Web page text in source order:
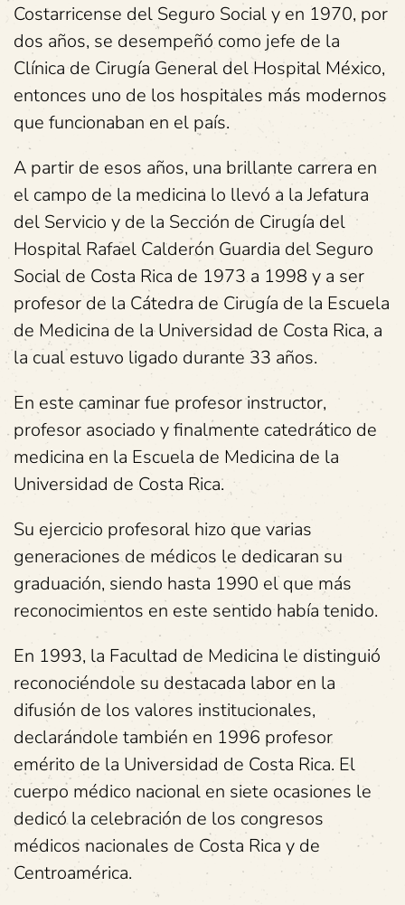
Costarricense del Seguro Social y en 1970, por
dos años, se desempeñó como jefe de la
Clínica de Cirugía General del Hospital México,
entonces uno de los hospitales más modernos
que funcionaban en el país.
A partir de esos años, una brillante carrera en
el campo de la medicina lo llevó a la Jefatura
del Servicio y de la Sección de Cirugía del
Hospital Rafael Calderón Guardia del Seguro
Social de Costa Rica de 1973 a 1998 y a ser
profesor de la Cátedra de Cirugía de la Escuela
de Medicina de la Universidad de Costa Rica, a
la cual estuvo ligado durante 33 años.
En este caminar fue profesor instructor,
profesor asociado y finalmente catedrático de
medicina en la Escuela de Medicina de la
Universidad de Costa Rica.
Su ejercicio profesoral hizo que varias
generaciones de médicos le dedicaran su
graduación, siendo hasta 1990 el que más
reconocimientos en este sentido había tenido.
En 1993, la Facultad de Medicina le distinguió
reconociéndole su destacada labor en la
difusión de los valores institucionales,
declarándole también en 1996 profesor
emérito de la Universidad de Costa Rica. El
cuerpo médico nacional en siete ocasiones le
dedicó la celebración de los congresos
médicos nacionales de Costa Rica y de
Centroamérica.